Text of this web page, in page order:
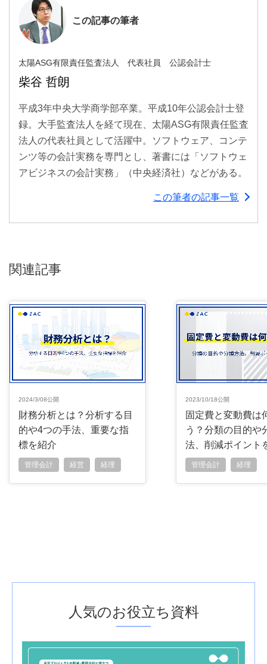
この記事の筆者
太陽ASG有限責任監査法人 代表社員 公認会計士
柴谷 哲朗
平成3年中央大学商学部卒業。平成10年公認会計士登
録。大手監査法人を経て現在、太陽ASG有限責任監査
法人の代表社員として活躍中。ソフトウェア、コンテ
ンツ等の会計実務を専門とし、著書には「ソフトウェ
アビジネスの会計実務」（中央経済社）などがある。
この筆者の記事一覧
関連記事
2024/3/08公開
財務分析とは？分析する目
的や4つの手法、重要な指
標を紹介
管理会計 経営 経理
2023/10/18公開
固定費と変動費は
う？分類の目的や
法、削減ポイント
管理会計 経理
人気のお役立ち資料